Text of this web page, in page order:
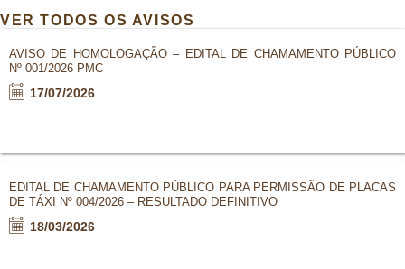
VER TODOS OS AVISOS
AVISO DE HOMOLOGAÇÃO – EDITAL DE CHAMAMENTO PÚBLICO
Nº 001/2026 PMC
17/07/2026
EDITAL DE CHAMAMENTO PÚBLICO PARA PERMISSÃO DE PLACAS
DE TÁXI Nº 004/2026 – RESULTADO DEFINITIVO
18/03/2026